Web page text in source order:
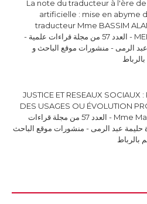
La note du traducteur à l'ère
artificielle : mise en abyme
traducteur Mme BASSIM
MELLOUKI Ismail - العدد 57 من مجلة قراءات علمية -
الرمى - منشورات موقع الباحث و
JUSTICE ET RESEAUX SOCIAUX
DES USAGES OU ÉVOLUTION
Mme Malika ZITOUNY - العدد 57 من مجلة قراءات
حليمة عبد الرمى - منشورات موقع الباحث
بالرباط